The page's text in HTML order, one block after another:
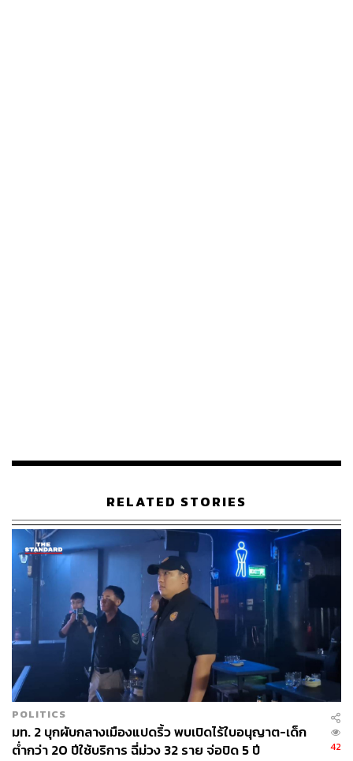
เจ้าหน้าที่ตำรวจจึงได้แจ้งข้อหาดังกล่าว จากนั้นควบคุมตัวผู้
(สภ.) พนมสารคาม จังหวัดฉะเชิงเทรา เพื่อดำเนินคดีตาม
กฎหมายต่อไป จากการตรวจสอบพบขยะอิเล็กทรอนิกส์
จำนวนมาก อยู่ระหว่างตรวจสอบของเจ้าหน้าที่กรมโรงงาน
อุตสาหกรรมเพื่อดำเนินการตามกฎหมายในส่วนที่เกี่ยวข้อง
ต่อไป
TAGS: ขยะอิเล็กทรอนิกส์
โรงงาน
ตำรวจสอบสวนกลาง (CIB)
ฉะเชิงเทรา
กองบังคับการปราบปรามการกระทำความผิดเกี่ยวกับ
อาชญากรรมทางเทคโนโลยี
RELATED STORIES
POLITICS
มท. 2 บุกผับกลางเมืองแปดริ้ว พบเปิดไร้ใบอนุญาต-เด็ก
ต่ำกว่า 20 ปีใช้บริการ ฉี่ม่วง 32 ราย จ่อปิด 5 ปี
42